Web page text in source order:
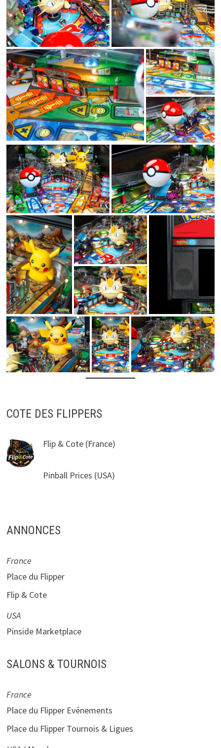
COTE DES FLIPPERS
Flip & Cote(France)
Pinball Prices (USA)
ANNONCES
France
Place du Flipper
Flip & Cote
USA
Pinside Marketplace
SALONS & TOURNOIS
France
Place du Flipper Evénements
Place du Flipper Tournois & Ligues